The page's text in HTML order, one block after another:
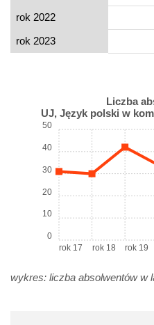
rok 2022
rok 2023
Liczba
UJ, Język polski w
rok 17 rok 18 rok 19
0
10
20
30
40
50
wykres: liczba absolwentów w